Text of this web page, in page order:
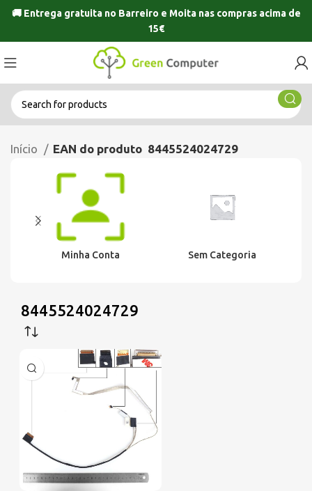
🚚 Entrega gratuita no Barreiro e Moitanas compras acima de
15€
Início EAN do produto 8445524024729
Minha Conta Sem Categoria
8445524024729